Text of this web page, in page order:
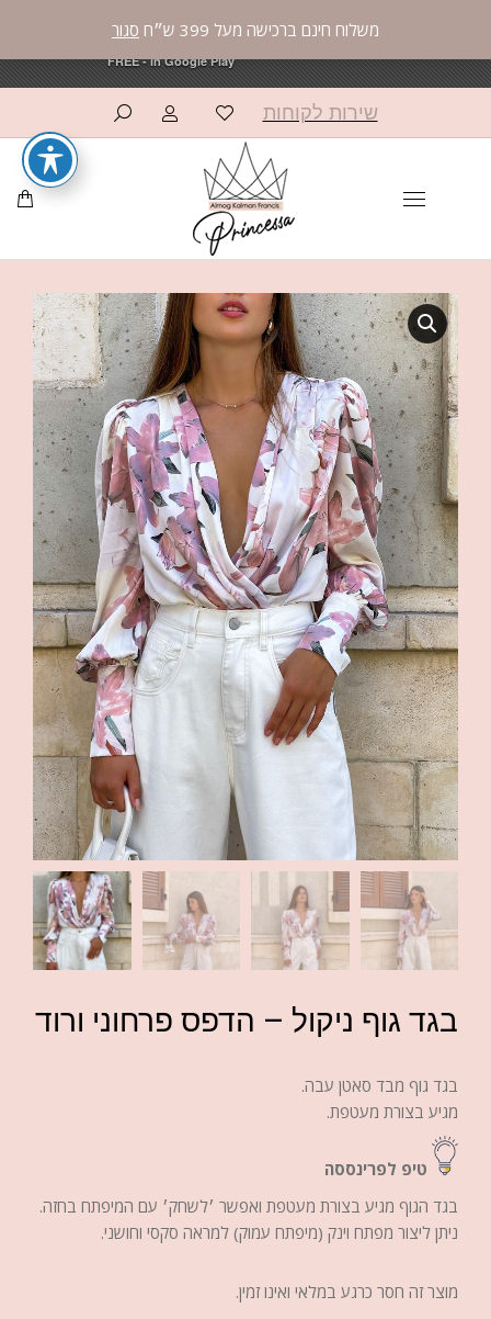
משלוח חינם ברכישה מעל 399 ש״ח סגור
שירות לקוחות
בגד גוף ניקול – הדפס פרחוני ורוד
בגד גוף מבד סאטן עבה.
מגיע בצורת מעטפת.
טיפ לפרינססה
בגד הגוף מגיע בצורת מעטפת ואפשר ׳לשחק׳ עם המיפתח בחזה.
ניתן ליצור מפתח וינק (מיפתח עמוק) למראה סקסי וחושני.
מוצר זה חסר כרגע במלאי ואינו זמין.
פרינססה פאשן
FREE - In Google Play
פרינססה פאשן
FREE - In Google Play